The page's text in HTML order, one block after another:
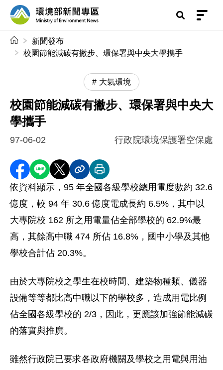
前往中央內容區塊
環境部新聞專區
新聞發布
校園節能減碳有撇步、環保署與中央大學攜手
大氣環境
校園節能減碳有撇步、環保署與中央大
學攜手
97-06-02 行政院環境保護署空保處
分享至 Facebook
分享到 LINE
分享到 X分享內容連結
列印本頁
依資料顯示，95 年全國各級學校總用電度數約 32.6
億度，較 94 年 30.6 億度電成長約 6.5%，其中以
大專院校 162 所之用電量佔全部學校的 62.9%最
高，其餘高中職 474 所佔 16.8%，國中小學及其他
學校合計佔 20.3%。
由於大專院校之學生在校時間、建築物種類、儀器
設備等等都比高中職以下的學校多，造成用電比例
佔全國各級學校的 2/3，因此，更應該加強節能減碳
的落實與推廣。
雖然行政院已要求各政府機關及學校之用電與用油